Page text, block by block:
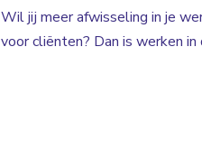
Wil jij meer afwisseling in je
voor cliënten? Dan is werken